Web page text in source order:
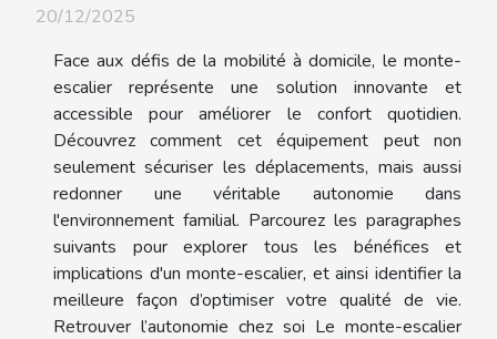
20/12/2025
Face aux défis de la mobilité à domicile, le monte-
escalier représente une solution innovante et
accessible pour améliorer le confort quotidien.
Découvrez comment cet équipement peut non
seulement sécuriser les déplacements, mais aussi
redonner une véritable autonomie dans
l'environnement familial. Parcourez les paragraphes
suivants pour explorer tous les bénéfices et
implications d'un monte-escalier, et ainsi identifier la
meilleure façon d’optimiser votre qualité de vie.
Retrouver l’autonomie chez soi Le monte-escalier